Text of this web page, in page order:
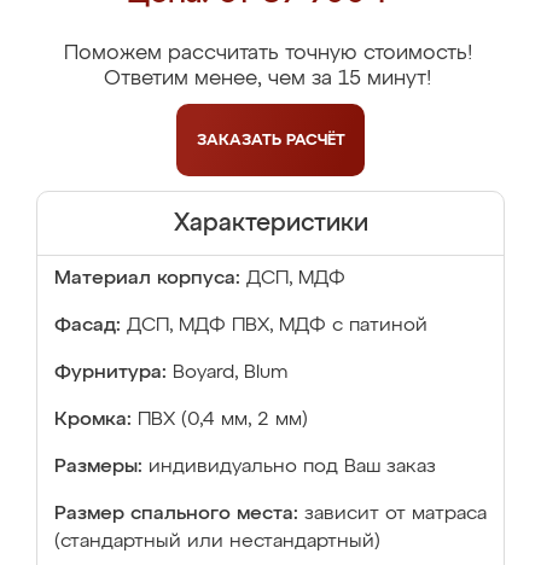
Поможем рассчитать точную стоимость!
Ответим менее, чем за 15 минут!
ЗАКАЗАТЬ РАСЧЁТ
Характеристики
Материал корпуса: ДСП, МДФ
Фасад: ДСП, МДФ ПВХ, МДФ с патиной
Фурнитура: Boyard, Blum
Кромка: ПВХ (0,4 мм, 2 мм)
Размеры: индивидуально под Ваш заказ
Размер спального места: зависит от матраса
(стандартный или нестандартный)